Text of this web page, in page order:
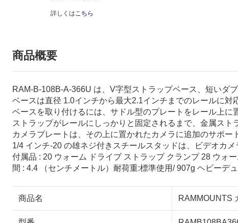
詳しくはこちら
商品概要
RAM-B-108B-A-366U は、V字型ストラップベース、短いダ
ベースは直径 1.0インチから最大2.1インチまでのレールに対
ベースを取り付けるには、サドル型のプレートをレール上に
ストラップがレールにしっかりと固定されるまで、金属スト
カメラプレートは、その上に置かれたカメラに追加のサポー
1/4 インチ-20 の雄ネジ付きスチールスタッドは、ビデオカ
付属品 : 20 ウォーム ドライブ ストラップ クランプ 28 ウォ
間 : 4.4 （センチメートル）耐荷重:標準使用/ 907g ヘビーデ
商品名 RAMMOUNTS